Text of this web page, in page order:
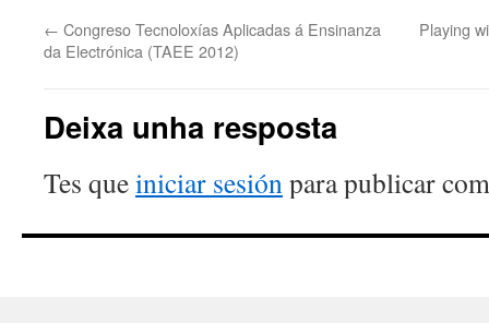
← Congreso Tecnoloxías Aplicadas á Ensinanza
da Electrónica (TAEE 2012)
Playing
Deixa unha resposta
Tes queiniciar sesiónpara publicar